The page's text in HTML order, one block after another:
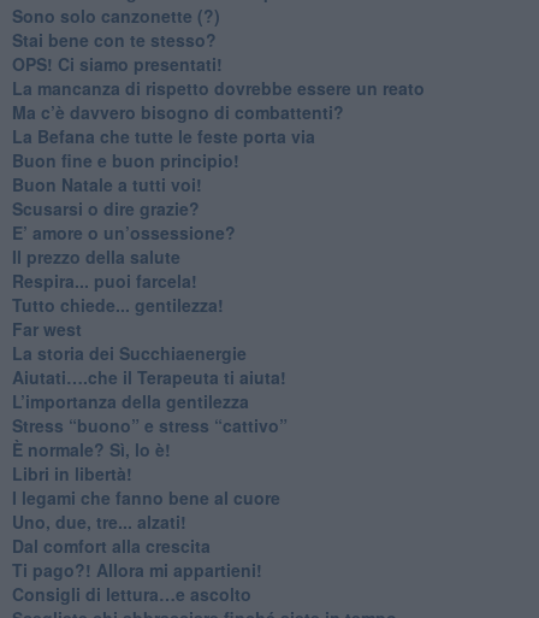
Sono solo canzonette (?)
​Stai bene con te stesso?
​OPS! Ci siamo presentati!
​La mancanza di rispetto dovrebbe essere un reato
​Ma c’è davvero bisogno di combattenti?
​La Befana che tutte le feste porta via
Buon fine e buon principio!
​Buon Natale a tutti voi!
​Scusarsi o dire grazie?
​E’ amore o un’ossessione?
​Il prezzo della salute
​Respira... puoi farcela!
​Tutto chiede... gentilezza!
​Far west
​La storia dei Succhiaenergie
​Aiutati….che il Terapeuta ti aiuta!
​L’importanza della gentilezza
​Stress “buono” e stress “cattivo”
​È normale? Sì, lo è!
​Libri in libertà!
​I legami che fanno bene al cuore
Uno, due, tre... alzati!​
​Dal comfort alla crescita
​Ti pago?! Allora mi appartieni!​
​Consigli di lettura…e ascolto